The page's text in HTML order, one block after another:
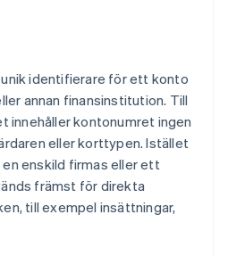
identifierare för ett konto
annan finansinstitution. Till
innehåller kontonumret ingen
eller korttypen. Istället
enskild firmas eller ett
främst för direkta
till exempel insättningar,